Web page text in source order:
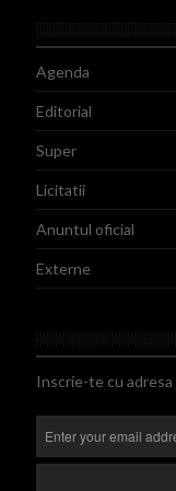
Agenda
Editorial
Super
Licitatii
Anuntul oficial
Externe
Inscrie-te cu